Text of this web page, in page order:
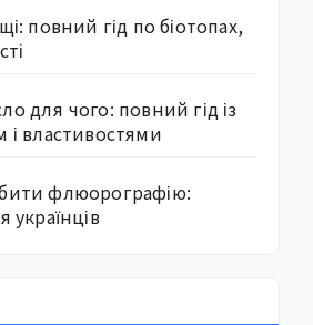
повний гід по біотопах,
для чого: повний гід із
і властивостями
флюорографію:
українців